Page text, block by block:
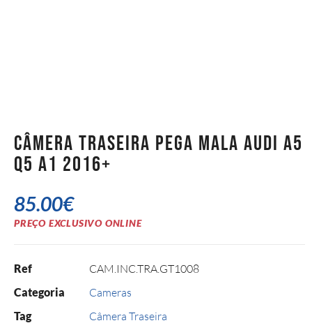
Câmera Traseira Pega Mala Audi A5
Q5 A1 2016+
85.00€
PREÇO EXCLUSIVO ONLINE
Ref CAM.INC.TRA.GT1008
Categoria Cameras
Tag Câmera Traseira